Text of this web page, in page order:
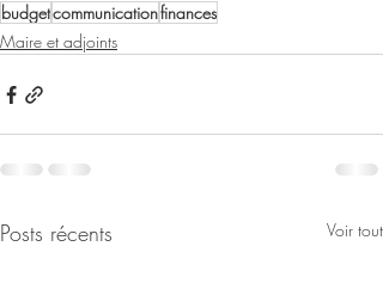
budgetcommunicationfinances
Maire et adjoints
Posts récents Voir tout